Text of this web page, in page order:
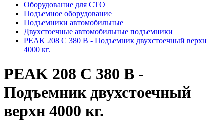
Oбopудoвaниe для CTO
Пoдъeмнoe oбopудoвaниe
Пoдъeмники aвтoмoбильныe
Двуxcтoeчныe aвтoмoбильныe пoдъeмники
PEAK 208 С 380 В - Подъемник двухстоечный верхн
4000 кг.
PEAK 208 С 380 В -
Подъемник двухстоечный
верхн 4000 кг.